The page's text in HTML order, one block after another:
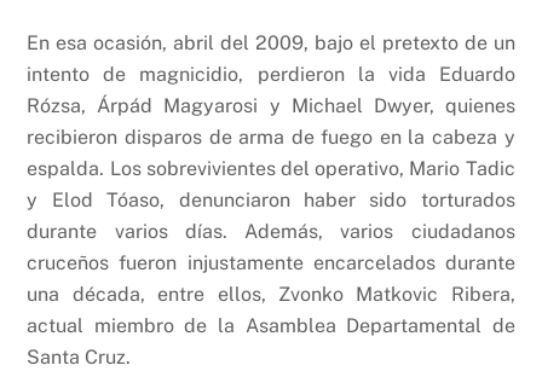
En esa ocasión, abril del 2009, bajo el pretexto de un
intento de magnicidio, perdieron la vida Eduardo
Rózsa, Árpád Magyarosi y Michael Dwyer, quienes
recibieron disparos de arma de fuego en la cabeza y
espalda. Los sobrevivientes del operativo, Mario Tadic
y Elod Tóaso, denunciaron haber sido torturados
durante varios días. Además, varios ciudadanos
cruceños fueron injustamente encarcelados durante
una década, entre ellos, Zvonko Matkovic Ribera,
actual miembro de la Asamblea Departamental de
Santa Cruz.